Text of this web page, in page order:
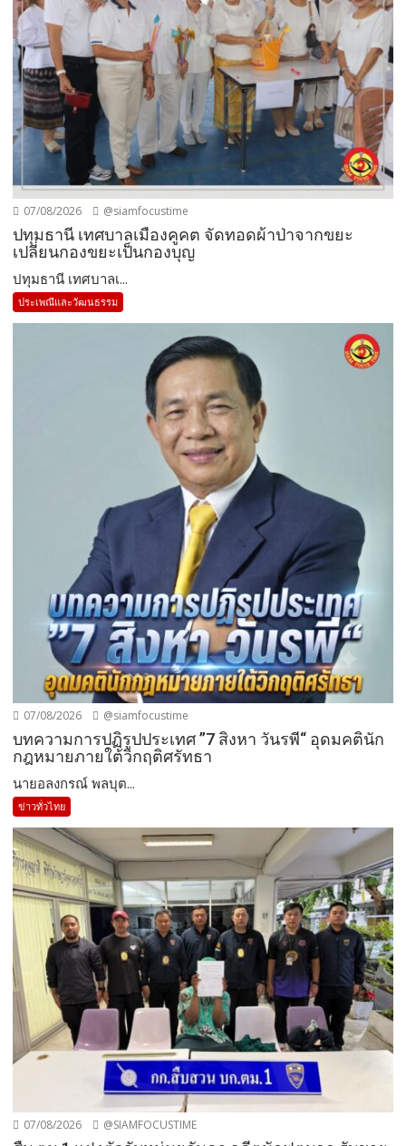
07/08/2026 @siamfocustime
ปทุมธานี เทศบาลเมืองคูคต จัดทอดผ้าป่าจากขยะ
เปลี่ยนกองขยะเป็นกองบุญ
ปทุมธานี เทศบาลเ...
ประเพณีและวัฒนธรรม
07/08/2026 @siamfocustime
บทความการปฏิรูปประเทศ ”7 สิงหา วันรพี“ อุดมคตินัก
กฎหมายภายใต้วิกฤติศรัทธา
นายอลงกรณ์ พลบุต...
ข่าวทั่วไทย
07/08/2026 @SIAMFOCUSTIME